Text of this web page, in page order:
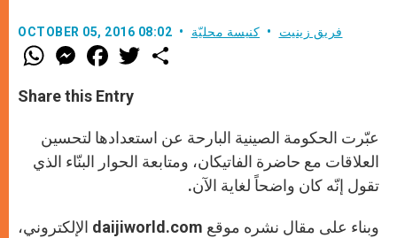
OCTOBER 05, 2016 08:02 فريق زينيت كنيسة محليّة
W
h
t
s
p
p
M
e
s
e
g
e
r
F
a
e
b
o
k
T
w
r
Share this Entry
عبّرت الحكومة الصينية البارحة عن استعدادها لتحسين
العلاقات مع حاضرة الفاتيكان، ومتابعة الحوار البنّاء الذي
تقول إنّه كان واضحاً لغاية الآن.
وبناء على مقال نشره موقع daijiworld.com الإلكتروني،